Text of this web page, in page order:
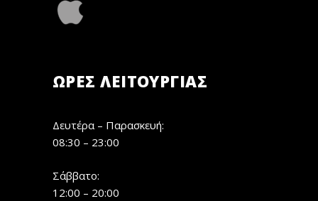
ΏΡΕΣ ΛΕΙΤΟΥΡΓΊΑΣ
Δευτέρα – Παρασκευή:
08:30 – 23:00
Σάββατο:
12:00 – 20:00